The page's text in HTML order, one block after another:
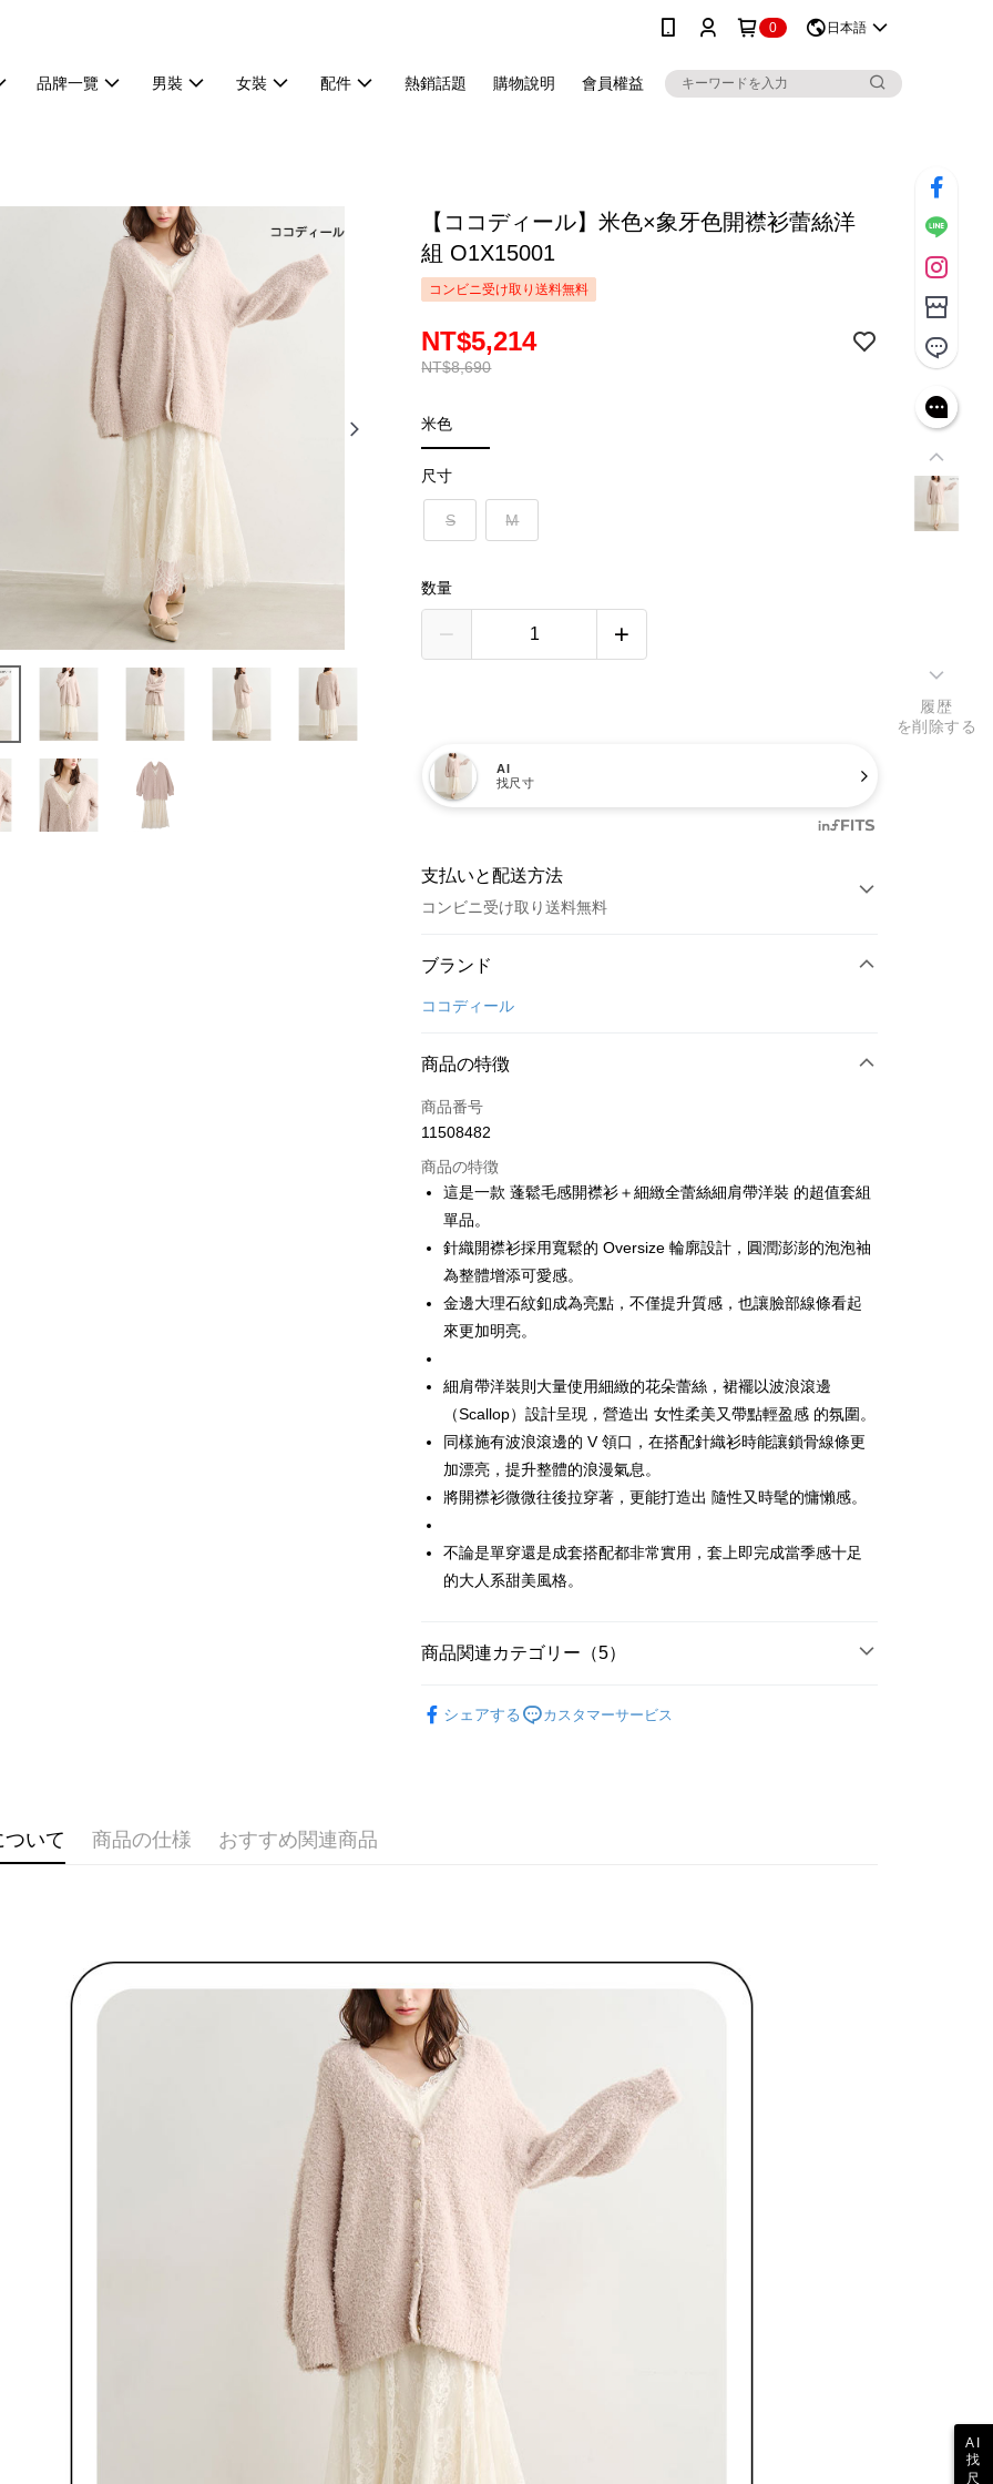
0 日本語
品牌一覽 男裝 女裝 配件 熱銷話題 購物說明 會員權益
【ココディール】米色×象牙色開襟衫蕾絲洋
組 O1X15001
コンビニ受け取り送料無料
NT$8,690
NT$5,214
米色
尺寸
S M
数量
AI
找尺寸
支払いと配送方法
コンビニ受け取り送料無料
お支払い方法
クレジットカード1回払い
Apple Pay
JKOPAY
AFTEE代金後払い
説明
一、 AFTEE代金後払いについて
1.お支払い方法でAFTEE代金後払いを選択すると、携帯電話認証ウィン
ドウが表示されます。
2.SMSで認証してお支払い手続を進めてください。
3.注文するときのお支払いは不要です。商品はご指定の住所に配送されま
す。
4.ご注文が完了すると、携帯に支払い通知のSMSが届きます。アプリ会
員の場合は、AFTEE アプリプッシュ通知が届きます。
たはアプリの通知に従って、4大コンビニ、またはATM/オンラインバンキ
ングでお支払いください。
プリをダウンロードして AFTEE 会員になるとお支払い期限を最長 45 日
以内まで延長できます。
期限を延長できますが、商品を期限内に受け取れない場合があります
AFTEE公式ホームページの『個人情報の収集、処理及び利用に関する声
明』をご参照ください（
https://aftee.tw/privacypolicy/）。
AFTEEの初回ご利用の際に、審査を通過すれば、最高額がNT$10,000に
なります。支払い期限を過ぎた場合、その金額に基づいて年利20%の遅
延滞納金が加算されます。未成年の利用者は、事前に法定代理人または
後見人の同意を得ればAFTEEをご利用いただけます。
個人情報の処理、利用について疑問がある、または関連する法律の権利
を行使したい場合は、ネットプロテクションズ
cs_tw@netprotections.co.jpにご連絡ください。上記に示した個人情報
を、必要な購入注文書とあわせてAFTEEにご提供いただく、または
AFTEEにあなたの個人情報の収集、処理、利用を許可することににご同
意いただけない場合は、当サービスを選択しないでください。
ATM払い
配送方法
全家取貨付款
送料無料
付款後全家取貨
送料無料
萊爾富取貨付款
送料無料
7-11取貨付款
ブランド
ココディール
商品の特徴
商品番号
11508482
商品の特徴
這是一款 蓬鬆毛感開襟衫＋細緻全蕾絲細肩帶洋裝 的超值套組
單品。
針織開襟衫採用寬鬆的 Oversize 輪廓設計，圓潤澎澎的泡泡袖
為整體增添可愛感。
金邊大理石紋釦成為亮點，不僅提升質感，也讓臉部線條看起
來更加明亮。
細肩帶洋裝則大量使用細緻的花朵蕾絲，裙襬以波浪滾邊
（Scallop）設計呈現，營造出 女性柔美又帶點輕盈感 的氛圍。
同樣施有波浪滾邊的 V 領口，在搭配針織衫時能讓鎖骨線條更
加漂亮，提升整體的浪漫氣息。
將開襟衫微微往後拉穿著，更能打造出 隨性又時髦的慵懶感。
不論是單穿還是成套搭配都非常實用，套上即完成當季感十足
的大人系甜美風格。
商品関連カテゴリー（5）
シェアする カスタマーサービス
いて 商品の仕様 おすすめ関連商品
履歴
を削除する
AI
找
尺